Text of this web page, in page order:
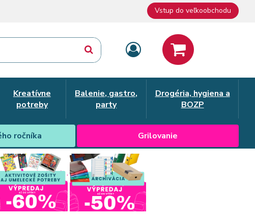
Vstup do veľkoobchodu
Kreatívne
potreby
Balenie, gastro,
party
Drogéria, hygiena a
BOZP
ročníka Grilovanie